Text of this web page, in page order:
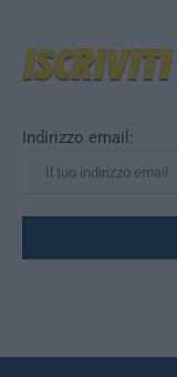
Indirizzo email: